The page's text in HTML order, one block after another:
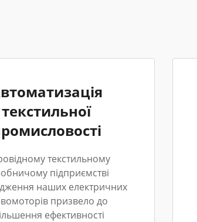
текстильної
текстильному
підприємстві
наших електричних
призвело до
ефективності